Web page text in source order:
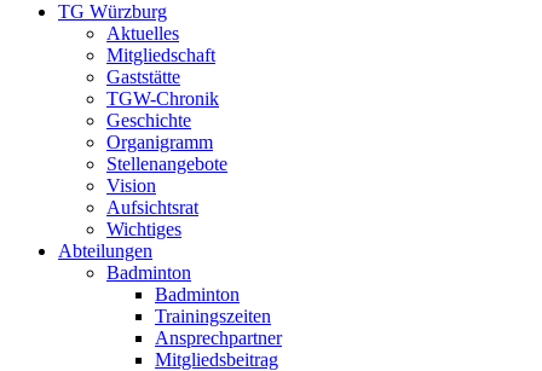
TG Würzburg
Aktuelles
Mitgliedschaft
Gaststätte
TGW-Chronik
Geschichte
Organigramm
Stellenangebote
Vision
Aufsichtsrat
Wichtiges
Abteilungen
Badminton
Badminton
Trainingszeiten
Ansprechpartner
Mitgliedsbeitrag